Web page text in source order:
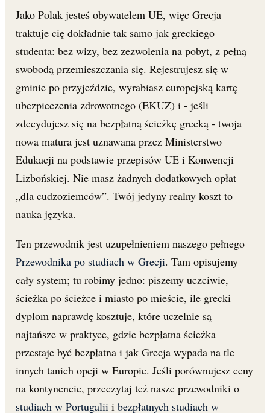
Jako Polak jesteś obywatelem UE, więc Grecja
traktuje cię dokładnie tak samo jak greckiego
studenta: bez wizy, bez zezwolenia na pobyt, z pełną
swobodą przemieszczania się. Rejestrujesz się w
gminie po przyjeździe, wyrabiasz europejską kartę
ubezpieczenia zdrowotnego (EKUZ) i - jeśli
zdecydujesz się na bezpłatną ścieżkę grecką - twoja
nowa matura jest uznawana przez Ministerstwo
Edukacji na podstawie przepisów UE i Konwencji
Lizbońskiej. Nie masz żadnych dodatkowych opłat
„dla cudzoziemców”. Twój jedyny realny koszt to
nauka języka.
Ten przewodnik jest uzupełnieniem naszego pełnego
Przewodnika po studiach w Grecji. Tam opisujemy
cały system; tu robimy jedno: piszemy uczciwie,
ścieżka po ścieżce i miasto po mieście, ile grecki
dyplom naprawdę kosztuje, które uczelnie są
najtańsze w praktyce, gdzie bezpłatna ścieżka
przestaje być bezpłatna i jak Grecja wypada na tle
innych tanich opcji w Europie. Jeśli porównujesz ceny
na kontynencie, przeczytaj też nasze przewodniki o
studiach w Portugalii i bezpłatnych studiach w